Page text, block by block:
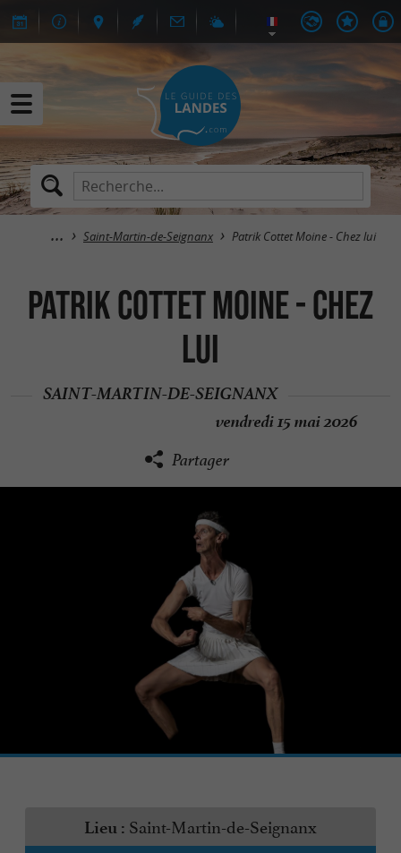
Saint-Martin-de-Seignanx Patrik Cottet Moine - Chez lui
Patrik Cottet Moine - Chez
lui
SAINT-MARTIN-DE-SEIGNANX
vendredi 15 mai 2026
Partager
Lieu : Saint-Martin-de-Seignanx